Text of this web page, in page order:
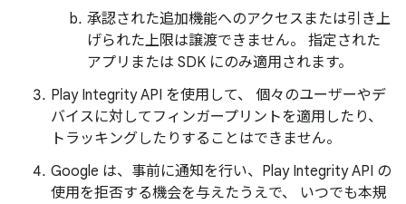
承認された追加機能へのアクセスまたは引き上
げられた上限は譲渡できません。 指定された
アプリまたは SDK にのみ適用されます。
Play Integrity API を使用して、 個々のユーザーやデ
バイスに対してフィンガープリントを適用したり、
トラッキングしたりすることはできません。
Google は、事前に通知を行い、Play Integrity API の
使用を拒否する機会を与えたうえで、 いつでも本規